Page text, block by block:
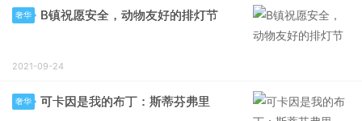
奢华 B镇祝愿安全，动物友好的排灯节
2021-09-24
奢华 可卡因是我的布丁：斯蒂芬弗里